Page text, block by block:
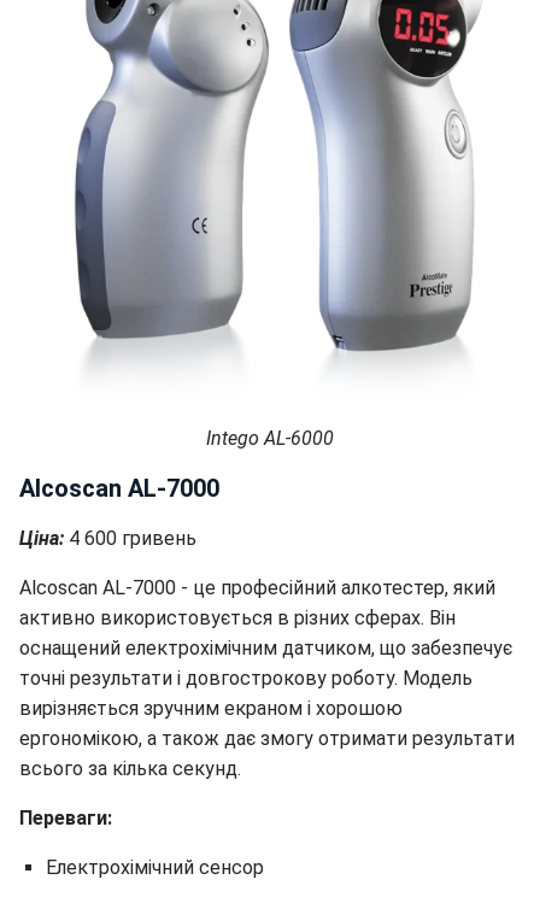
Intego AL-6000
Alcoscan AL-7000
Ціна: 4 600 гривень
Alcoscan AL-7000 - це професійний алкотестер, який
активно використовується в різних сферах. Він
оснащений електрохімічним датчиком, що забезпечує
точні результати і довгострокову роботу. Модель
вирізняється зручним екраном і хорошою
ергономікою, а також дає змогу отримати результати
всього за кілька секунд.
Переваги:
Електрохімічний сенсор